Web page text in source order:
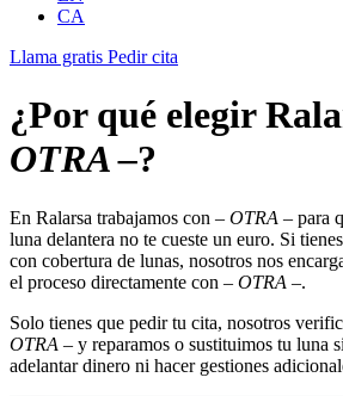
CA
Llama gratis Pedir cita
¿Por qué elegir
OTRA –?
En Ralarsa trabajamos con – OTRA – para
luna delantera no te cueste un euro. Si
con cobertura de lunas, nosotros nos
el proceso directamente con – OTRA –.
Solo tienes que pedir tu cita, nosotros
OTRA – y reparamos o sustituimos tu luna
adelantar dinero ni hacer gestiones